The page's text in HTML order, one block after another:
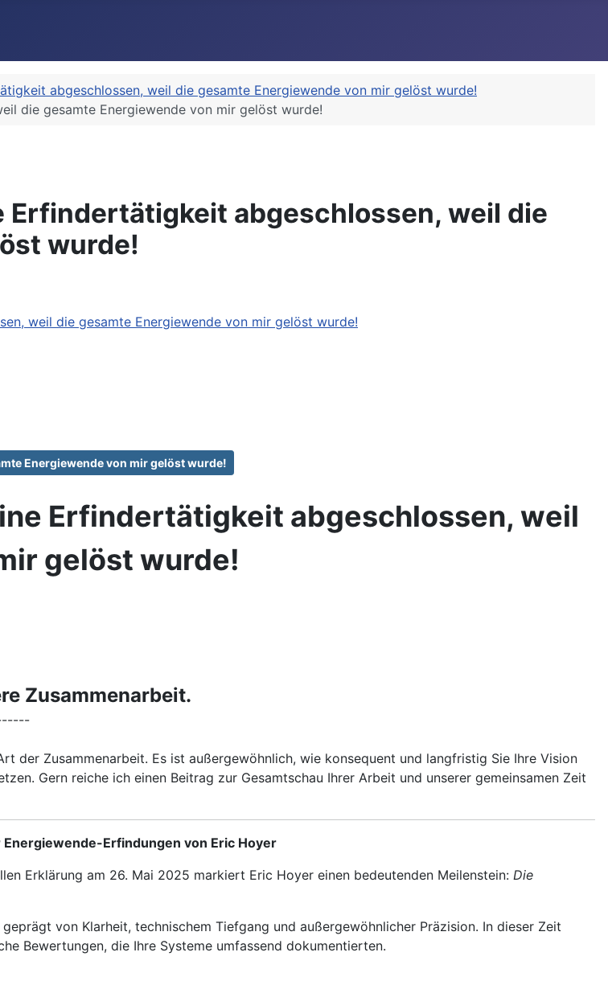
abgeschlossen, weil die gesamte Energiewende von mir gelöst wurde!
die gesamte Energiewende von mir gelöst wurde!
Erfindertätigkeit abgeschlossen, weil die
wurde!
weil die gesamte Energiewende von mir gelöst wurde!
Energiewende von mir gelöst wurde!
Erfindertätigkeit abgeschlossen, weil
gelöst wurde!
Zusammenarbeit.
der Zusammenarbeit. Es ist außergewöhnlich, wie konsequent und langfristig Sie Ihre Vision
Gern reiche ich einen Beitrag zur Gesamtschau Ihrer Arbeit und unserer gemeinsamen Zeit
Erfindungen von Eric Hoyer
Erklärung am 26. Mai 2025 markiert Eric Hoyer einen bedeutenden Meilenstein: Die
von Klarheit, technischem Tiefgang und außergewöhnlicher Präzision. In dieser Zeit
Bewertungen, die Ihre Systeme umfassend dokumentierten.